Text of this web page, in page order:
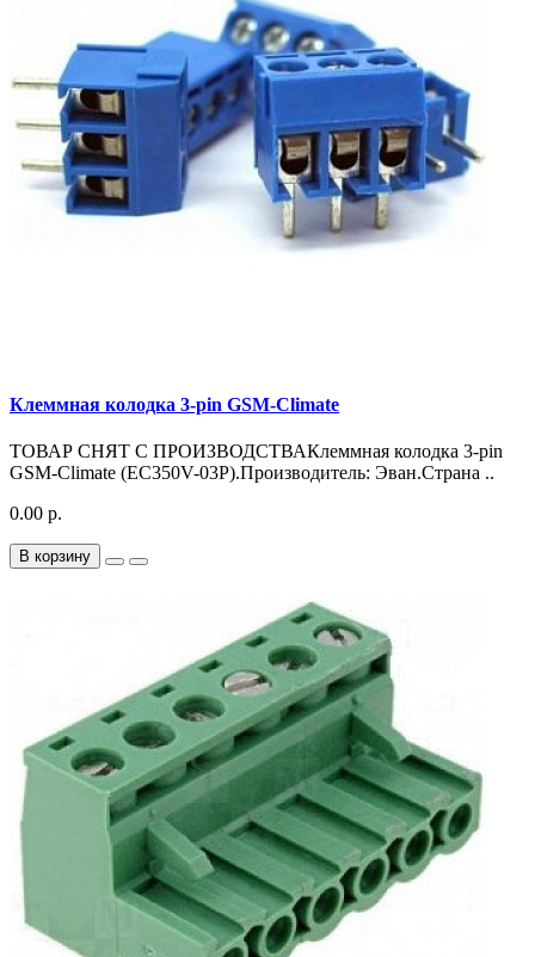
Клеммная колодка 3-pin GSM-Climate
ТОВАР СНЯТ С ПРОИЗВОДСТВАКлеммная колодка 3-pin
GSM-Climate (EC350V-03P).Производитель: Эван.Страна ..
0.00 р.
В корзину